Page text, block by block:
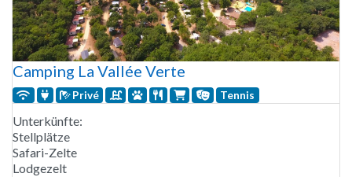
Camping La Vallée Verte
Privé Tennis
Unterkünfte:
Stellplätze
Safari-Zelte
Lodgezelt